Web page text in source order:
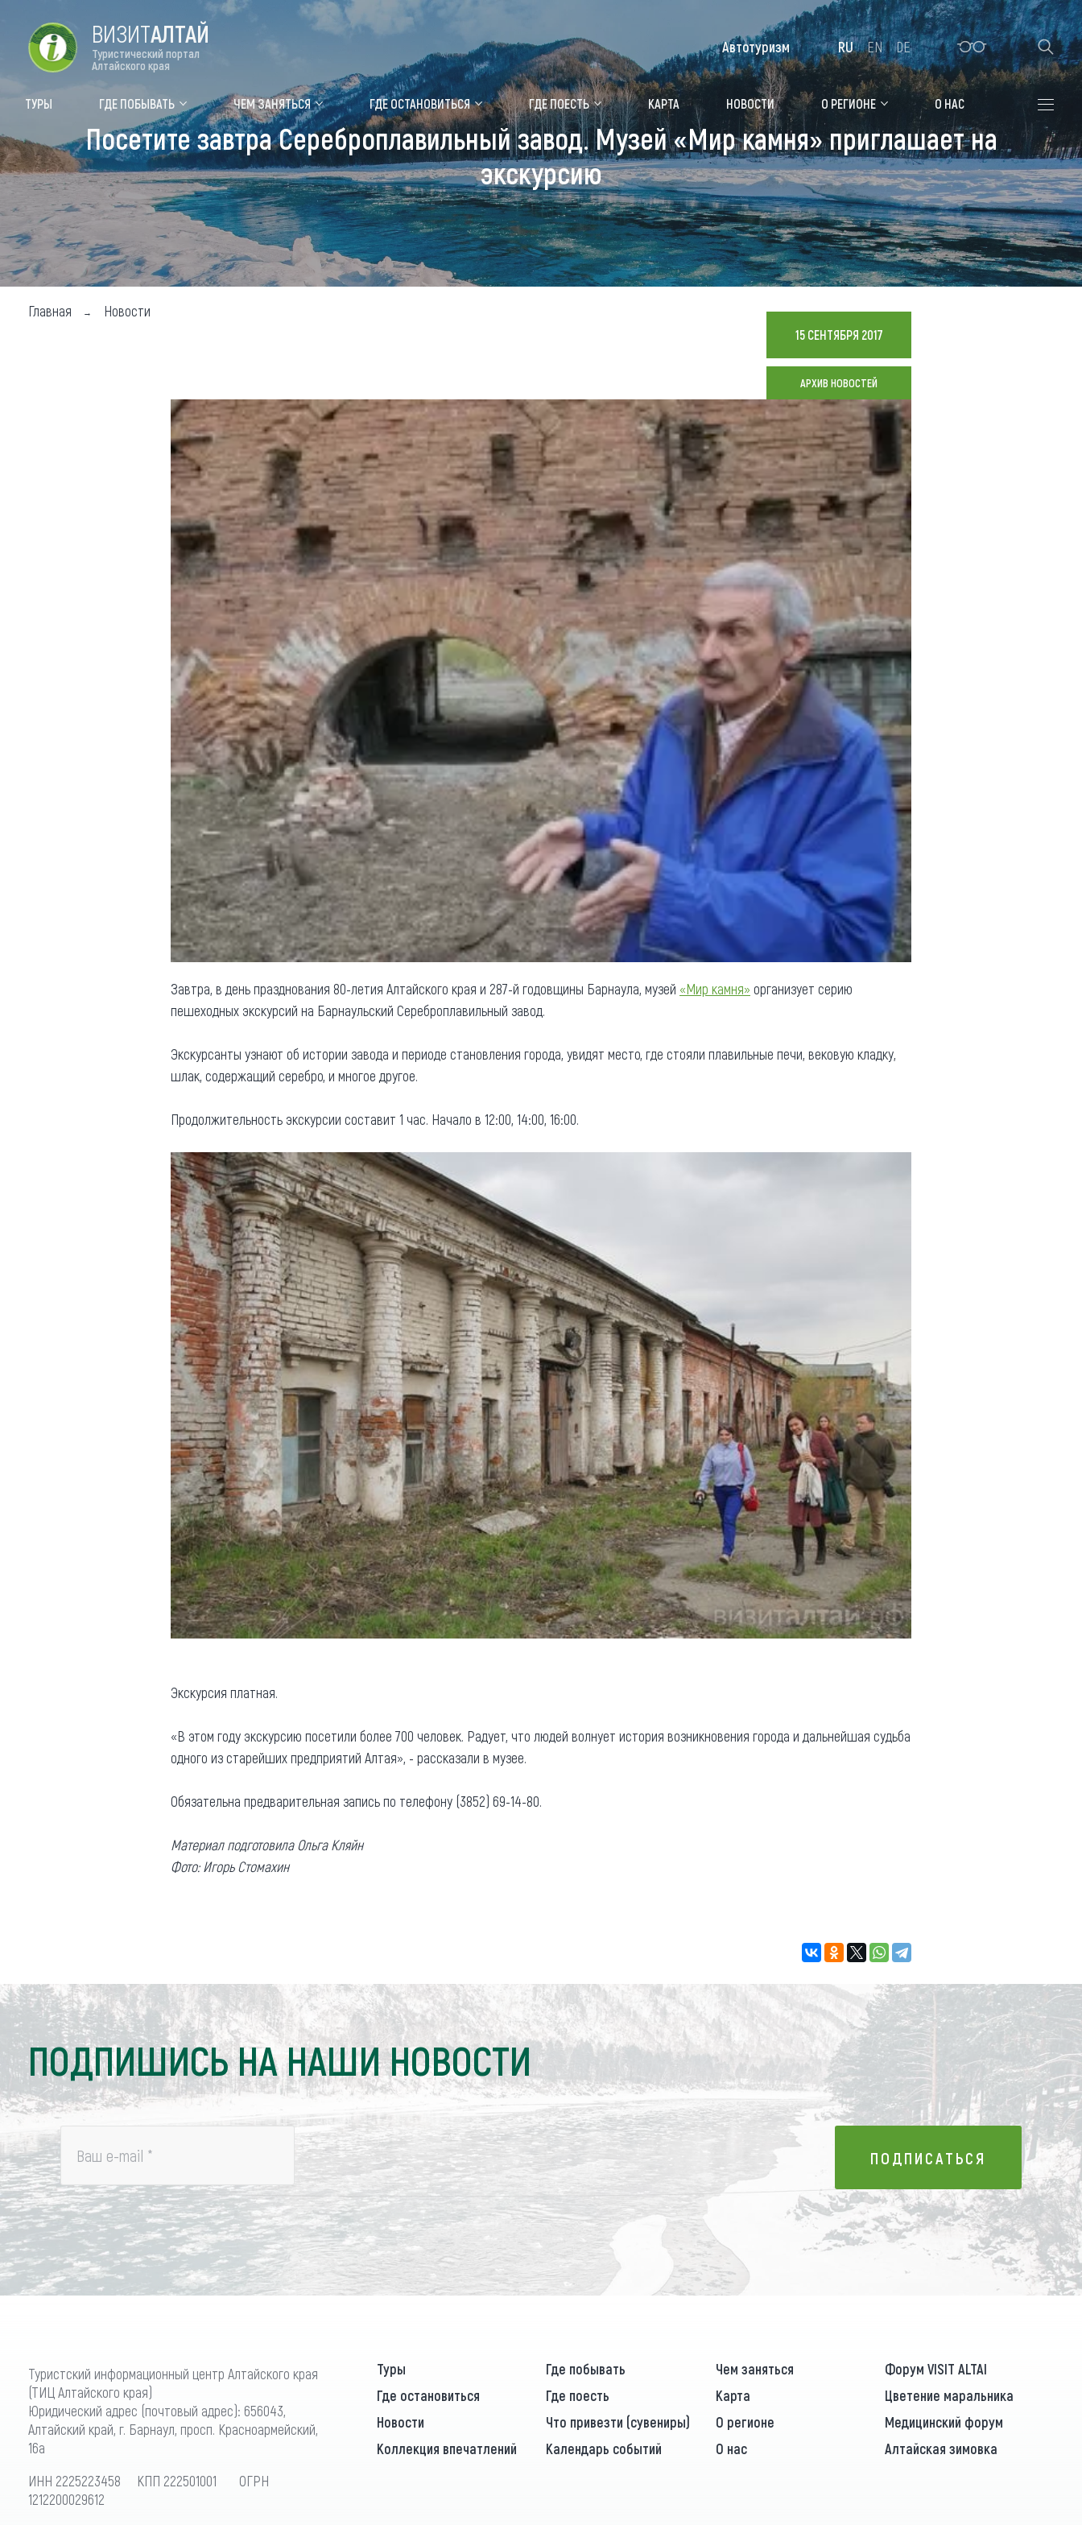
Форум VISIT ALTAI Цветение маральника Медицинский форум Алтайская зимовка
Туры Где побывать
Объекты природы
Объекты истории и культуры
Объекты развлечений
Топ туристических мест
Чем заняться
Календарь событий
Аудиогид
Мой маршрут
Где остановиться
Санатории
Гостиницы, отели
Коттеджи, базы
Сельские усадьбы
Мотели, придорожные отели
Придорожные кафе
Новости
Что привезти (сувениры)
Общая информация
Как добраться
Люди, прославившие Алтай
Карты и буклеты
Коллекция впечатлений
Блог путешественника
Видеогалерея
Фотогалерея
Другие рубрики
Реестр туроператоров
Реестр туристических
агентств Алтайского края
Обращения граждан
Противодействие коррупции
ВИЗИТАЛТАЙ
Туристический портал
Алтайского края
ТУРЫ ГДЕ ПОБЫВАТЬ ЧЕМ ЗАНЯТЬСЯ ГДЕ ОСТАНОВИТЬСЯ ГДЕ ПОЕСТЬ КАРТА НОВОСТИ О РЕГИОНЕ О НАС
Автотуризм RU EN DE
Посетите завтра Сереброплавильный завод. Музей «Мир камня» приглашает на
экскурсию
Главная Новости
15 СЕНТЯБРЯ 2017
АРХИВ НОВОСТЕЙ
Завтра, в день празднования 80-летия Алтайского края и 287-й годовщины Барнаула, музей «Мир камня» организует серию
пешеходных экскурсий на Барнаульский Сереброплавильный завод.
Экскурсанты узнают об истории завода и периоде становления города, увидят место, где стояли плавильные печи, вековую кладку,
шлак, содержащий серебро, и многое другое.
Продолжительность экскурсии составит 1 час. Начало в 12:00, 14:00, 16:00.
Экскурсия платная.
«В этом году экскурсию посетили более 700 человек. Радует, что людей волнует история возникновения города и дальнейшая судьба
одного из старейших предприятий Алтая», - рассказали в музее.
Обязательна предварительная запись по телефону (3852) 69-14-80.
Материал подготовила Ольга Кляйн
Фото: Игорь Стомахин
ПОДПИШИСЬ НА НАШИ НОВОСТИ
Ваш e-mail * ПОДПИСАТЬСЯ
ПОДПИСАТЬСЯ
Туристский информационный центр Алтайского края
(ТИЦ Алтайского края)
Юридический адрес (почтовый адрес): 656043,
Алтайский край, г. Барнаул, просп. Красноармейский,
16а
ИНН 2225223458 КПП 222501001 ОГРН
1212200029612
Туры Где побывать Чем заняться
Форум VISIT ALTAI
Где остановиться
Где поесть Карта
Цветение маральника
Новости
Что привезти (сувениры) О регионе
Медицинский форум
Коллекция впечатлений
Календарь событий О нас Алтайская зимовка